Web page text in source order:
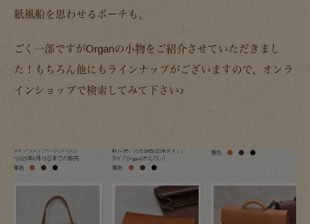
紙風船を思わせるポーチも。
ごく一部ですがOrganの小物をご紹介させていただきまし
た！もちろん他にもラインナップがございますので、オンラ
インショップで検索してみて下さい♪